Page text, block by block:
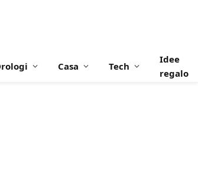
Casa Tech
Idee
regalo